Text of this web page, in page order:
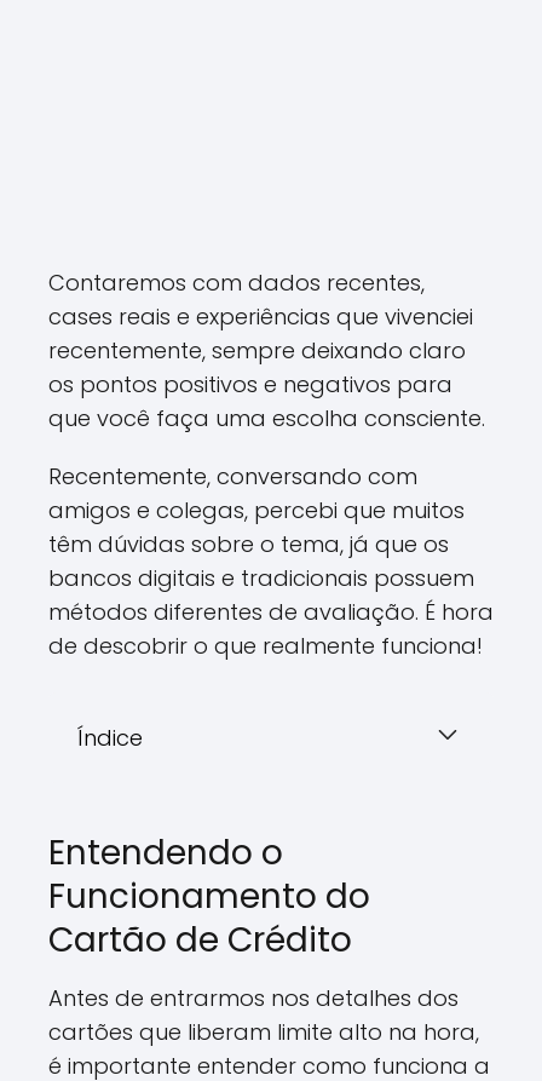
Contaremos com dados recentes,
cases reais e experiências que vivenciei
recentemente, sempre deixando claro
os pontos positivos e negativos para
que você faça uma escolha consciente.
Recentemente, conversando com
amigos e colegas, percebi que muitos
têm dúvidas sobre o tema, já que os
bancos digitais e tradicionais possuem
métodos diferentes de avaliação. É hora
de descobrir o que realmente funciona!
Índice
Entendendo o
Funcionamento do
Cartão de Crédito
Antes de entrarmos nos detalhes dos
cartões que liberam limite alto na hora,
é importante entender como funciona a